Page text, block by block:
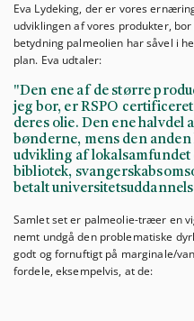
Eva Lydeking, der er vores
udviklingen af vores produkter,
betydning palmeolien har såvel i
plan. Eva udtaler:
"Den ene af de større
jeg bor, er RSPO
deres olie. Den ene
bønderne, mens den
udvikling af
bibliotek,
betalt
Samlet set er palmeolie-træer en
nemt undgå den problematiske
godt og fornuftigt på marginale/
fordele, eksempelvis, at de: